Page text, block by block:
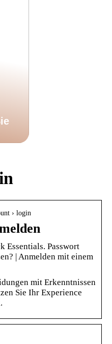
› login
Essentials. Passwort
| Anmelden mit einem
mit Erkenntnissen
Sie Ihr Experience